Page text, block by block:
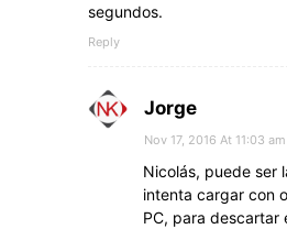
segundos.
Reply
Jorge
Nov 17, 2016 At 11:03 am
Nicolás, puede ser
intenta cargar con
PC, para descartar